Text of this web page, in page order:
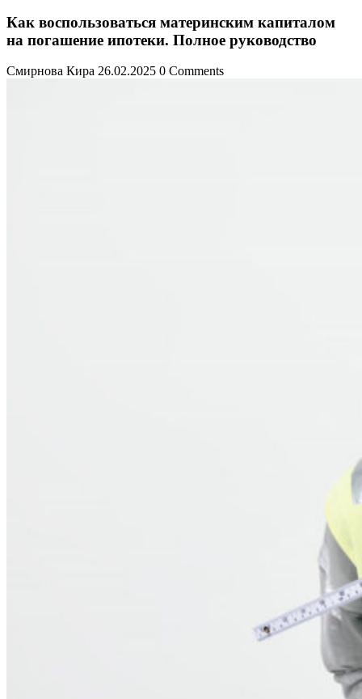
Как воспользоваться материнским капиталом
на погашение ипотеки. Полное руководство
Смирнова Кира 26.02.2025 0 Comments